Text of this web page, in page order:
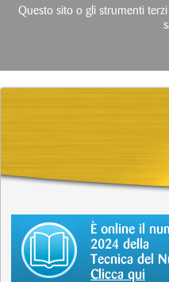
È online il
2024 della
Tecnica del
Clicca qui
Questo sito o gli strumenti